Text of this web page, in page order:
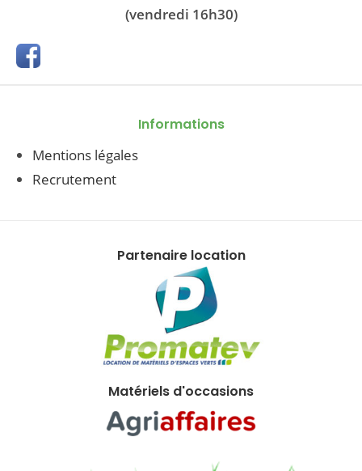
(vendredi 16h30)
Informations
Mentions légales
Recrutement
Partenaire location
Matériels d'occasions